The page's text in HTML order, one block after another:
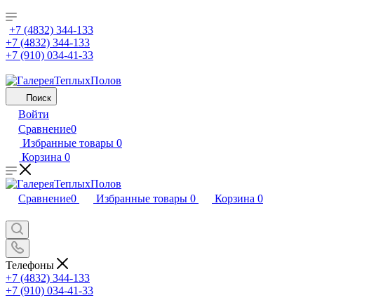
+7 (4832) 344-133
+7 (4832) 344-133
+7 (910) 034-41-33
Поиск
Войти
Сравнение0
Избранные товары 0
Корзина 0
Сравнение0 Избранные товары 0 Корзина 0
Телефоны
+7 (4832) 344-133
+7 (910) 034-41-33